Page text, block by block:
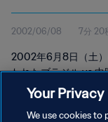
｜ハイライ
2002/06/08 7分 20
2002年6月8日（土
われたブラジル vs
Your Privacy
We use cookies to